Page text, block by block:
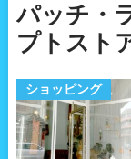
パッチ・
プトスト
ショッピング